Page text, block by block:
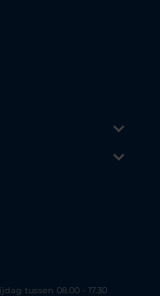
tussen 08.00 - 17.30